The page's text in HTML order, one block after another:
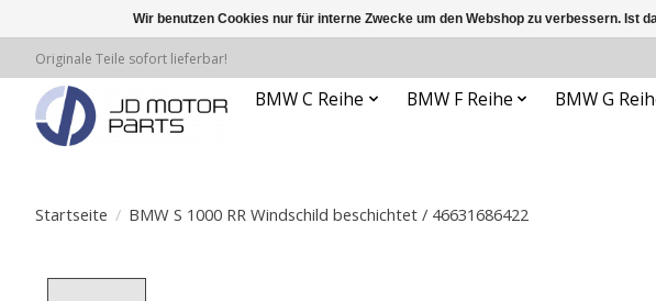
Originale Teile sofort lieferbar!
BMW C Reihe BMW F Reihe BMW G
Startseite / BMW S 1000 RR Windschild beschichtet / 46631686422
Wir benutzen Cookies nur für interne Zwecke um den Webshop zu verbessern. Ist